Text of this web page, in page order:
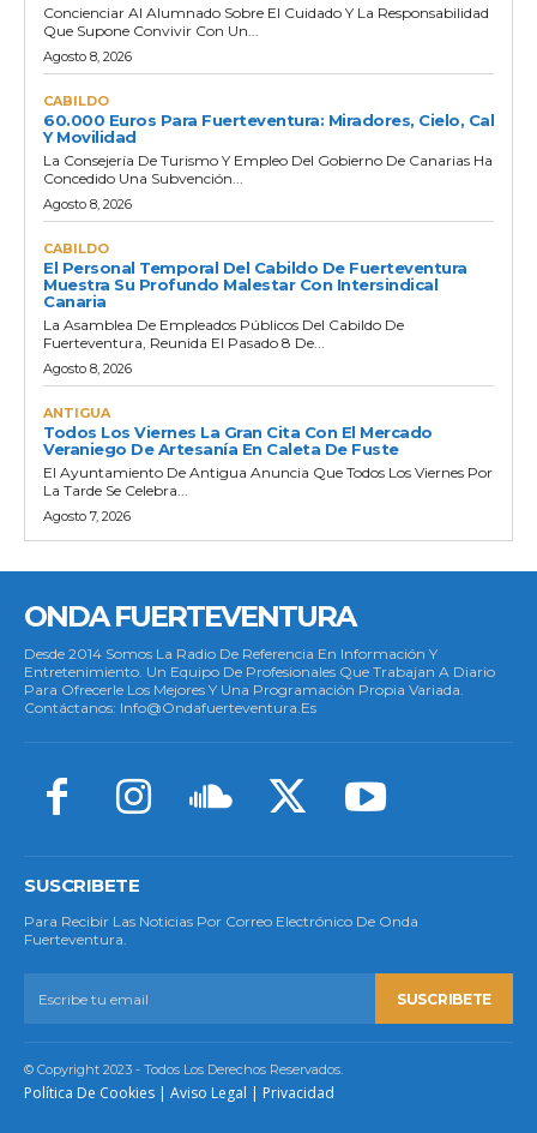
Concienciar Al Alumnado Sobre El Cuidado Y La Responsabilidad
Que Supone Convivir Con Un...
Agosto 8, 2026
CABILDO
60.000 Euros Para Fuerteventura: Miradores, Cielo, Cal
Y Movilidad
La Consejería De Turismo Y Empleo Del Gobierno De Canarias Ha
Concedido Una Subvención...
Agosto 8, 2026
CABILDO
El Personal Temporal Del Cabildo De Fuerteventura
Muestra Su Profundo Malestar Con Intersindical
Canaria
La Asamblea De Empleados Públicos Del Cabildo De
Fuerteventura, Reunida El Pasado 8 De...
Agosto 8, 2026
ANTIGUA
Todos Los Viernes La Gran Cita Con El Mercado
Veraniego De Artesanía En Caleta De Fuste
El Ayuntamiento De Antigua Anuncia Que Todos Los Viernes Por
La Tarde Se Celebra...
Agosto 7, 2026
ONDA FUERTEVENTURA
Desde 2014 Somos La Radio De Referencia En Información Y
Entretenimiento. Un Equipo De Profesionales Que Trabajan A Diario
Para Ofrecerle Los Mejores Y Una Programación Propia Variada.
Contáctanos: Info@ondafuerteventura.es
SUSCRIBETE
Para Recibir Las Noticias Por Correo Electrónico De Onda
Fuerteventura.
SUSCRIBETE
© Copyright 2023 - Todos Los Derechos Reservados.
Política De Cookies | Aviso Legal | Privacidad